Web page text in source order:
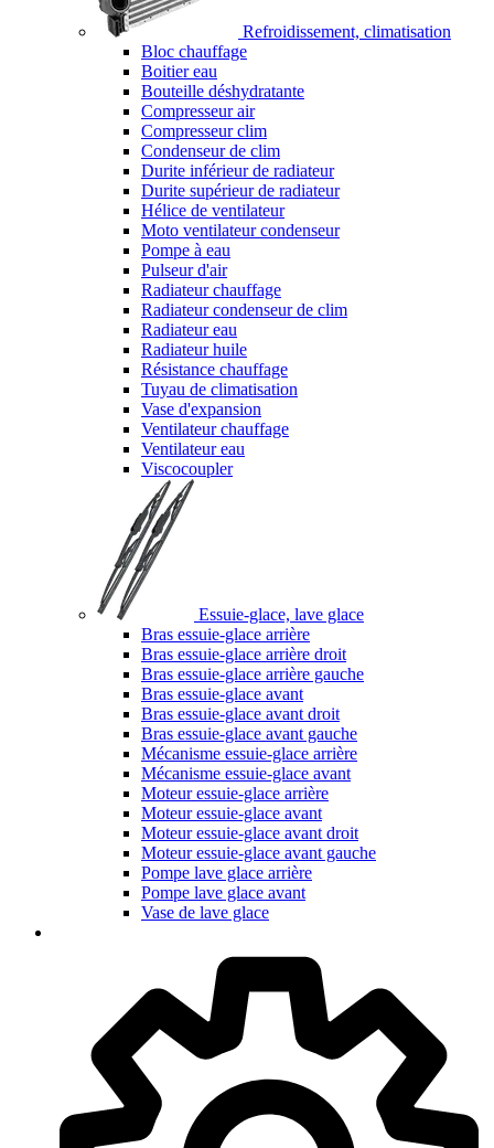
Refroidissement, climatisation
Bloc chauffage
Boitier eau
Bouteille déshydratante
Compresseur air
Compresseur clim
Condenseur de clim
Durite inférieur de radiateur
Durite supérieur de radiateur
Hélice de ventilateur
Moto ventilateur condenseur
Pompe à eau
Pulseur d'air
Radiateur chauffage
Radiateur condenseur de clim
Radiateur eau
Radiateur huile
Résistance chauffage
Tuyau de climatisation
Vase d'expansion
Ventilateur chauffage
Ventilateur eau
Viscocoupler
Essuie-glace, lave glace
Bras essuie-glace arrière
Bras essuie-glace arrière droit
Bras essuie-glace arrière gauche
Bras essuie-glace avant
Bras essuie-glace avant droit
Bras essuie-glace avant gauche
Mécanisme essuie-glace arrière
Mécanisme essuie-glace avant
Moteur essuie-glace arrière
Moteur essuie-glace avant
Moteur essuie-glace avant droit
Moteur essuie-glace avant gauche
Pompe lave glace arrière
Pompe lave glace avant
Vase de lave glace